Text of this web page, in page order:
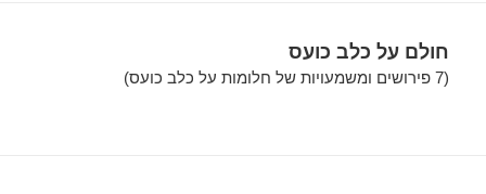
חולם על כלב כועס
(7 פירושים ומשמעויות של חלומות על כלב כועס)